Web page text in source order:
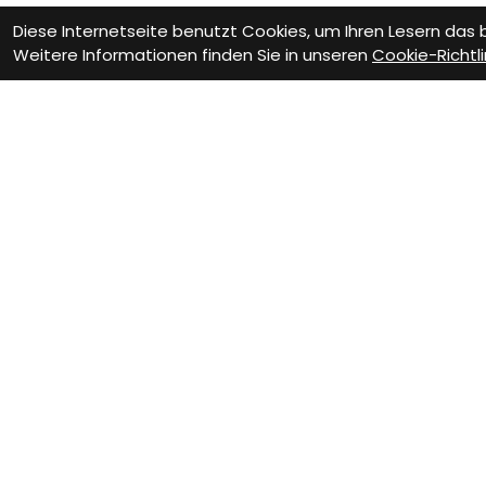
Diese Internetseite benutzt Cookies, um Ihren Lesern
Weitere Informationen finden Sie in unseren Cookie-